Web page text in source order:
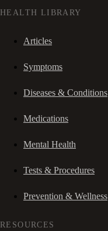
HEALTH LIBRARY
Articles
Symptoms
Diseases & Conditions
Medications
Mental Health
Tests & Procedures
Prevention & Wellness
RESOURCES